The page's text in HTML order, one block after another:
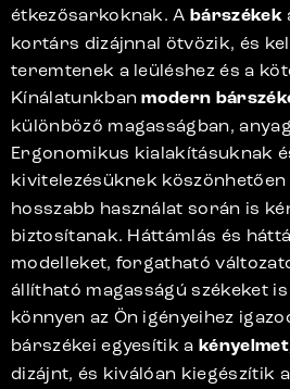
étkezősarkoknak. Abárszékek
kortárs dizájnnal ötvözik, és
teremtenek a leüléshez és a
Kínálatunkbanmodern
különböző magasságban,
Ergonomikus kialakításuknak
kivitelezésüknek
hosszabb használat során is
biztosítanak. Háttámlás és
modelleket, forgatható
állítható magasságú székeket
könnyen az Ön igényeihez
bárszékei egyesítik a
dizájnt, és kiválóan kiegészítik